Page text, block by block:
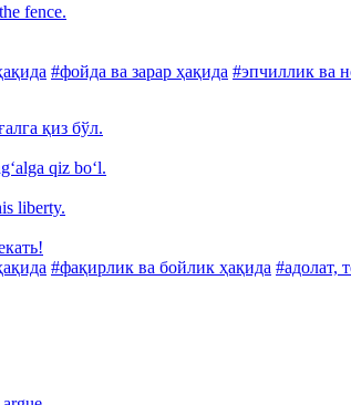
fence.
#фойда ва зарар ҳақида #эпчиллик ва
қиз бўл.
qiz bo‘l.
liberty.
#фақирлик ва бойлик ҳақида #адолат,